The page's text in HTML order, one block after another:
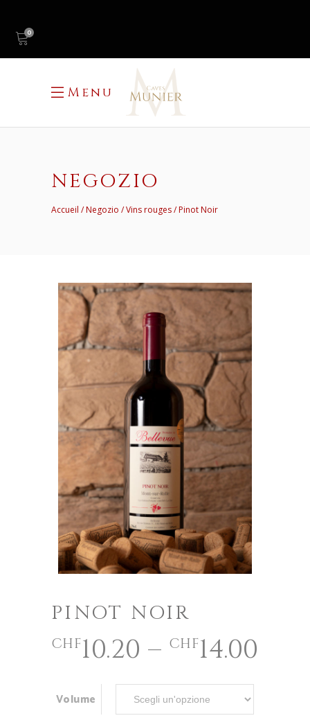
0
Menu
NEGOZIO
Accueil Negozio Vins rouges Pinot Noir
PINOT NOIR
CHF10.20 – CHF14.00
Volume